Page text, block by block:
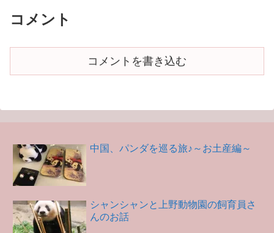
コメント
コメントを書き込む
中国、パンダを巡る旅♪～お土産編～
シャンシャンと上野動物園の飼育員さ
んのお話